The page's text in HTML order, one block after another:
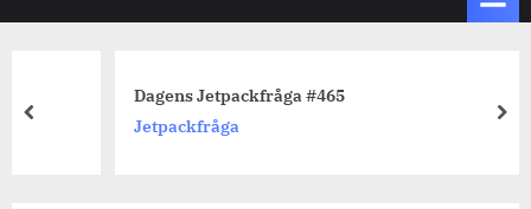
Dagens Jetpackfråga #465
Jetpackfråga
prev